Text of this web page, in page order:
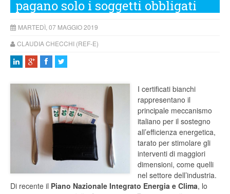
pagano solo i soggetti obbligati
MARTEDÌ, 07 MAGGIO 2019
CLAUDIA CHECCHI (REF-E)
I certificati bianchi
rappresentano il
principale meccanismo
italiano per il sostegno
all’efficienza energetica,
tarato per stimolare gli
interventi di maggiori
dimensioni, come quelli
nel settore dell’industria.
Di recente il Piano Nazionale Integrato Energia e Clima, lo